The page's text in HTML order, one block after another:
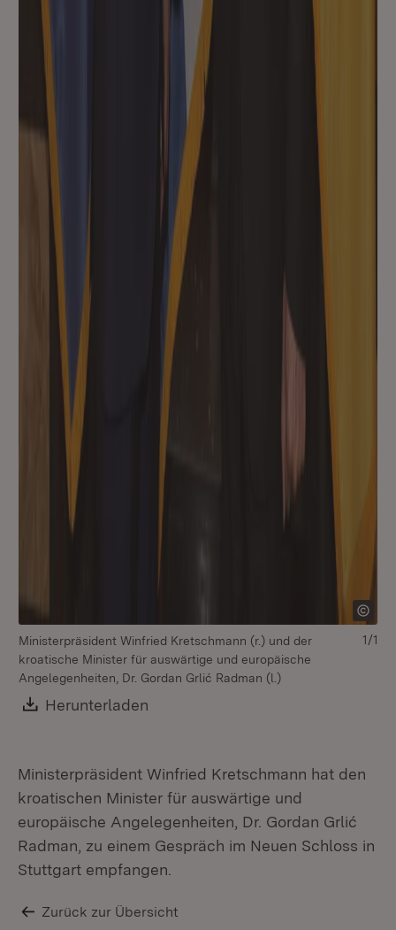
Ministerpräsident Winfried Kretschmann (r.) und der
kroatische Minister für auswärtige und europäische
Angelegenheiten, Dr. Gordan Grlić Radman (l.)
Download:
Herunterladen
1/1
Ministerpräsident Winfried Kretschmann hat den
kroatischen Minister für auswärtige und
europäische Angelegenheiten, Dr. Gordan Grlić
Radman, zu einem Gespräch im Neuen Schloss in
Stuttgart empfangen.
Zurück zur Übersicht